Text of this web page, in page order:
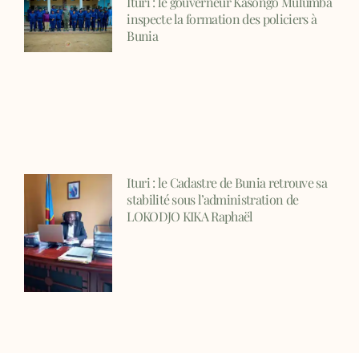
inspecte la formation des policiers à
Bunia
Ituri : le Cadastre de Bunia retrouve sa
stabilité sous l’administration de
LOKODJO KIKA Raphaël